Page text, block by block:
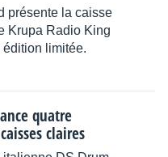
présente la caisse
Krupa Radio King
édition limitée.
quatre
claires